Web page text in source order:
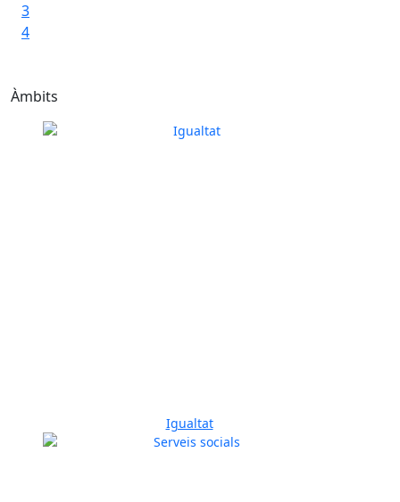
3
4
Àmbits
Igualtat